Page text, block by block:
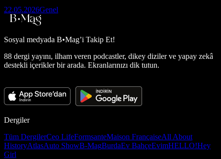
22.05.2026Genel
Sosyal medyada B•Mag’i Takip Et!
88 dergi yayını, ilham veren podcastler, dikey diziler ve yapay zekâ
destekli içerikler bir arada. Ekranlarınızı dik tutun.
Dergiler
Tüm DergilerCeo LifeFormsanteMaison FrançaiseAll About
HistoryAtlasAuto ShowB-MagBurdaEv BahçeEvimHELLO!Hey
Girl